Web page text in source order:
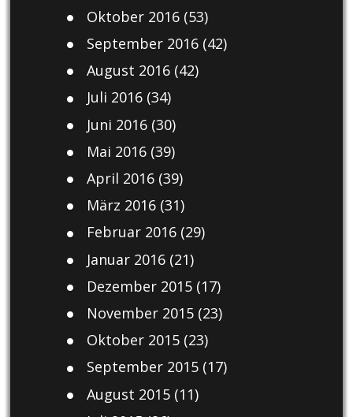
Oktober 2016(53)
September 2016(42)
August 2016(42)
Juli 2016(34)
Juni 2016(30)
Mai 2016(39)
April 2016(39)
März 2016(31)
Februar 2016(29)
Januar 2016(21)
Dezember 2015(17)
November 2015(23)
Oktober 2015(23)
September 2015(17)
August 2015(11)